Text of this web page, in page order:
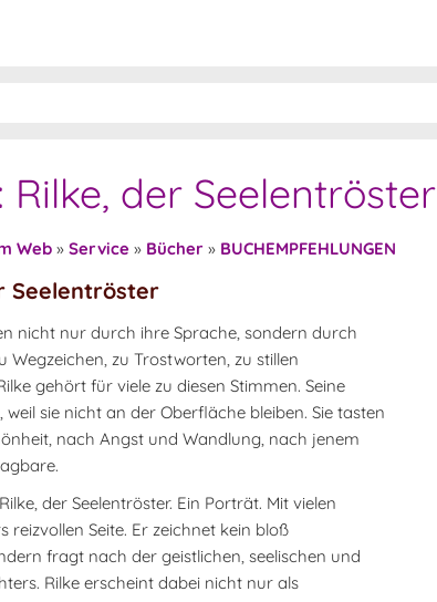
Rilke, der Seelentröster
Web » Service » Bücher » BUCHEMPFEHLUNGEN
Seelentröster
nicht nur durch ihre Sprache, sondern durch
Wegzeichen, zu Trostworten, zu stillen
gehört für viele zu diesen Stimmen. Seine
sie nicht an der Oberfläche bleiben. Sie tasten
nach Angst und Wandlung, nach jenem
der Seelentröster. Ein Porträt. Mit vielen
reizvollen Seite. Er zeichnet kein bloß
fragt nach der geistlichen, seelischen und
Rilke erscheint dabei nicht nur als